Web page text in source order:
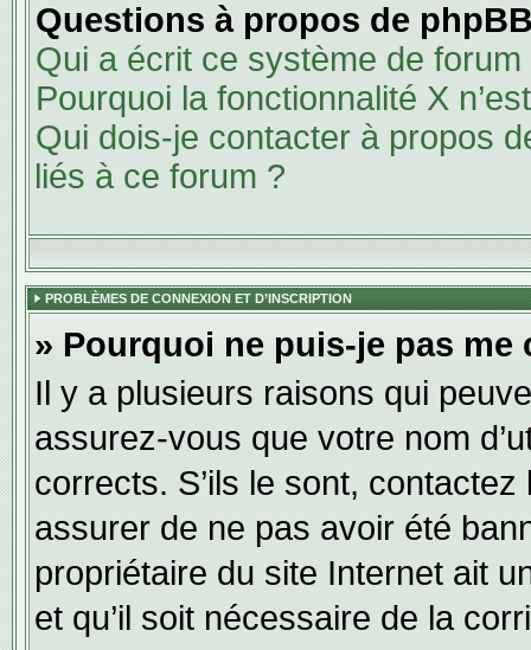
Questions à propos de
Qui a écrit ce système de forum
Pourquoi la fonctionnalité X
Qui dois-je contacter à propos
liés à ce forum ?
PROBLÈMES DE CONNEXION ET D’INSCRIPTION
» Pourquoi ne puis-je pas me
Il y a plusieurs raisons qui
assurez-vous que votre nom
corrects. S’ils le sont,
assurer de ne pas avoir été
propriétaire du site Internet ait
et qu’il soit nécessaire de la